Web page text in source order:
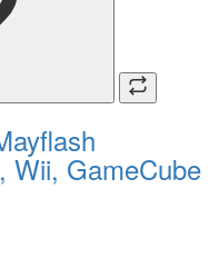
Wii, GameCube